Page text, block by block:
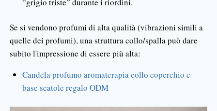
Se si vendono profumi di alta qualità (vibrazioni simili a
quelle dei profumi), una struttura collo/spalla può dare
subito l'impressione di essere più alta:
Candela profumo aromaterapia collo coperchio e
base scatole regalo ODM